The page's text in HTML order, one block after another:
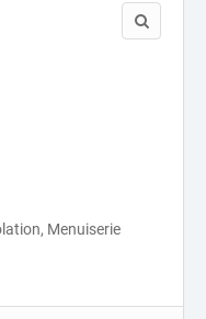
Menuiserie